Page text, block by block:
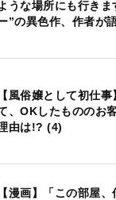
うな場所にも行き
”の異色作、作者が
【風俗嬢として初仕
、OKしたもののお
由は!? (4)
【漫画】「この部屋